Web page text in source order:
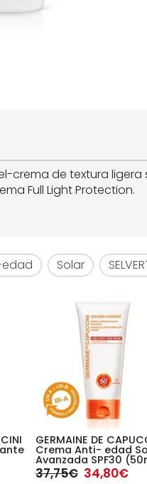
crema de textura
Full Light Protection.
Solar
GERMAINE DE
Crema Anti- edad
Avanzada SPF30
37,75€ 34,80€